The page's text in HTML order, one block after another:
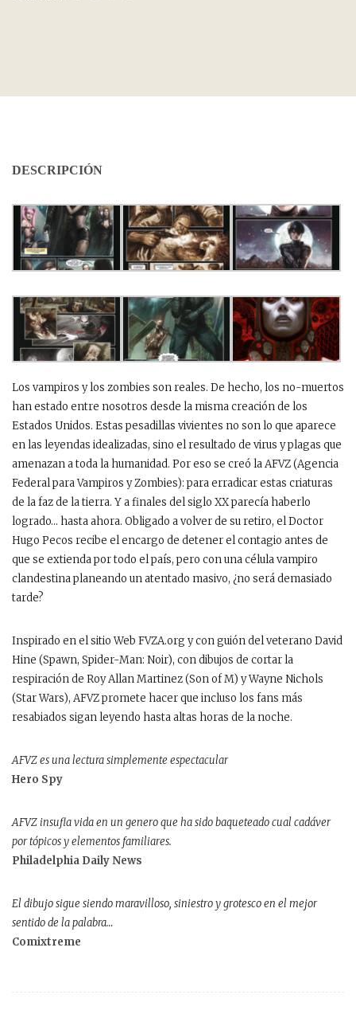
DESCRIPCIÓN
Los vampiros y los zombies son reales. De hecho, los no-muertos
han estado entre nosotros desde la misma creación de los
Estados Unidos. Estas pesadillas vivientes no son lo que aparece
en las leyendas idealizadas, sino el resultado de virus y plagas que
amenazan a toda la humanidad. Por eso se creó la AFVZ (Agencia
Federal para Vampiros y Zombies): para erradicar estas criaturas
de la faz de la tierra. Y a finales del siglo XX parecía haberlo
logrado… hasta ahora. Obligado a volver de su retiro, el Doctor
Hugo Pecos recibe el encargo de detener el contagio antes de
que se extienda por todo el país, pero con una célula vampiro
clandestina planeando un atentado masivo, ¿no será demasiado
tarde?
Inspirado en el sitio Web FVZA.org y con guión del veterano David
Hine (Spawn, Spider-Man: Noir), con dibujos de cortar la
respiración de Roy Allan Martinez (Son of M) y Wayne Nichols
(Star Wars), AFVZ promete hacer que incluso los fans más
resabiados sigan leyendo hasta altas horas de la noche.
AFVZ es una lectura simplemente espectacular
Hero Spy
AFVZ insufla vida en un genero que ha sido baqueteado cual cadáver
por tópicos y elementos familiares.
Philadelphia Daily News
El dibujo sigue siendo maravilloso, siniestro y grotesco en el mejor
sentido de la palabra…
Comixtreme